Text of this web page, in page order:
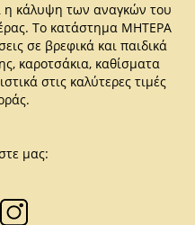
η κάλυψη των αναγκών του
Το κατάστημα ΜΗΤΕΡΑ
σε βρεφικά και παιδικά
καροτσάκια, καθίσματα
στις καλύτερες τιμές
μας: